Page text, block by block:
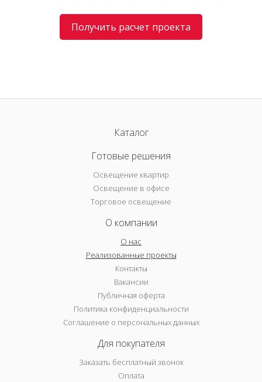
Получить расчет проекта
Каталог
Готовые решения
Освещение квартир
Освещение в офисе
Торговое освещение
О компании
О нас
Реализованные проекты
Контакты
Вакансии
Публичная оферта
Политика конфиденциальности
Соглашение о персональных данных
Для покупателя
Заказать бесплатный звонок
Оплата